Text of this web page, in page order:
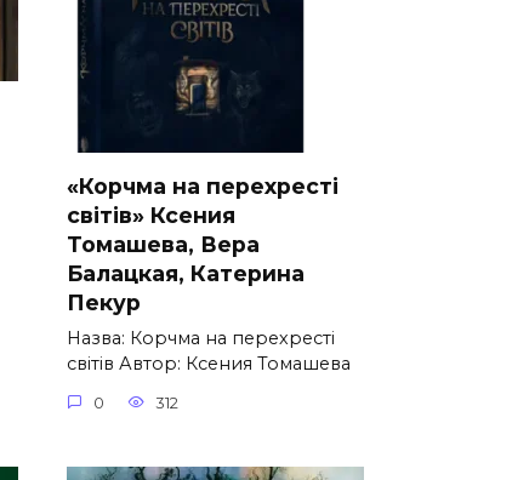
«Корчма на перехресті
світів» Ксения
Томашева, Вера
Балацкая, Катерина
Пекур
Назва: Корчма на перехресті
світів Автор: Ксения Томашева
0 312